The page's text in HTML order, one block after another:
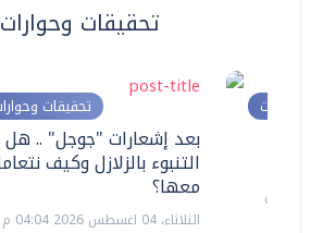
تحقيقات وحوارات
تحقيقات
بعد إشعارات "جوجل" ..
التنبوء بالزلازل وكيف
معها؟
الثلاثاء، 04 اغسطس 2026 04:04 م
وحوارات